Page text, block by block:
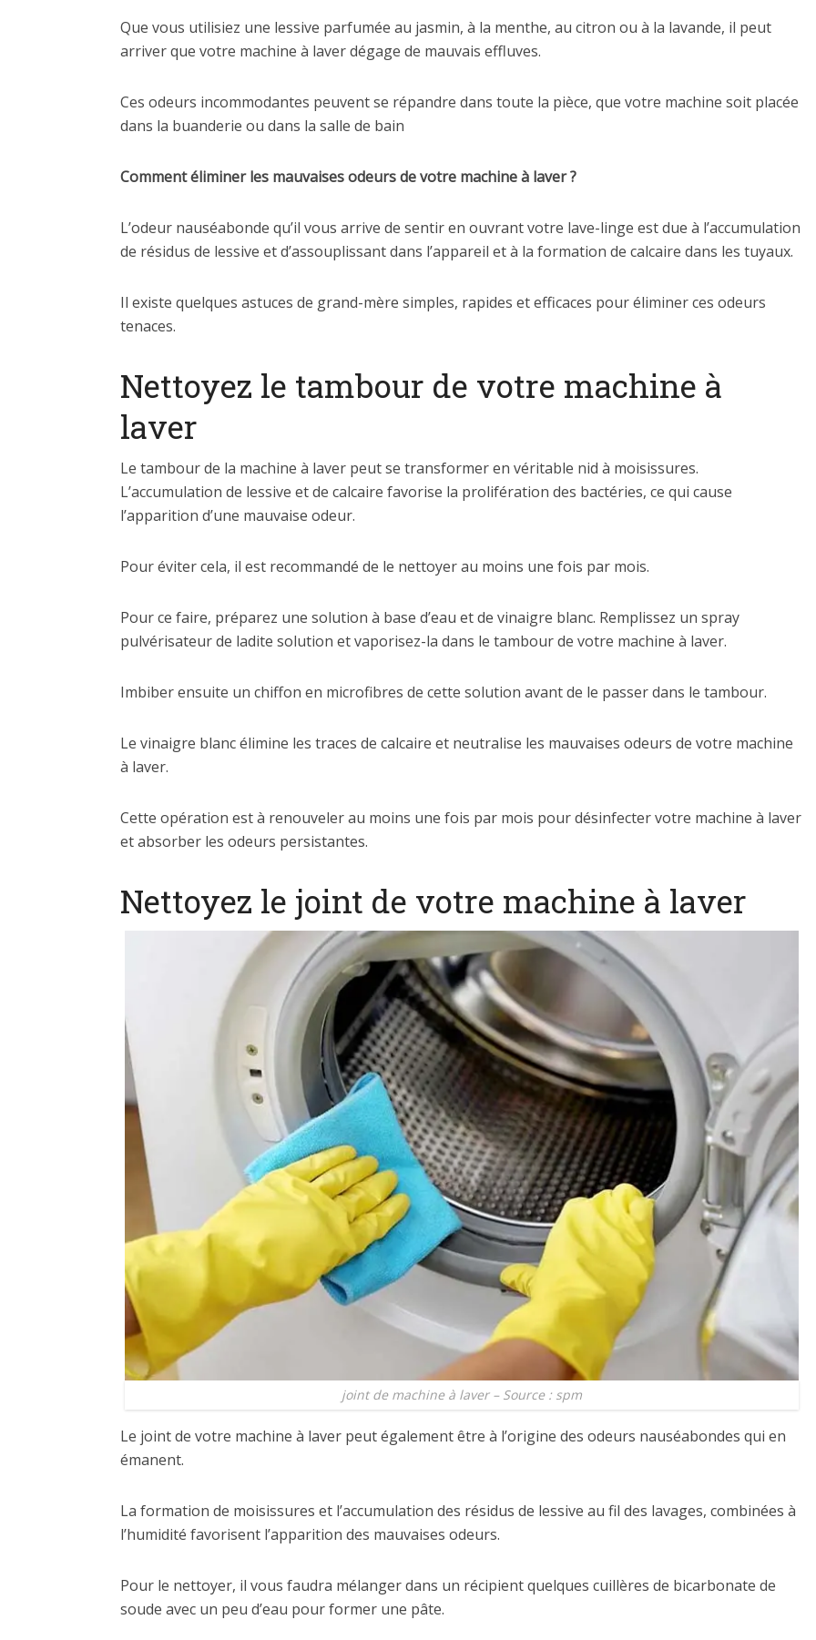
Que vous utilisiez une lessive parfumée au jasmin, à la menthe, au citron ou à la lavande, il peut
arriver que votre machine à laver dégage de mauvais effluves.
Ces odeurs incommodantes peuvent se répandre dans toute la pièce, que votre machine soit placée
dans la buanderie ou dans la salle de bain
Comment éliminer les mauvaises odeurs de votre machine à laver ?
L’odeur nauséabonde qu’il vous arrive de sentir en ouvrant votre lave-linge est due à l’accumulation
de résidus de lessive et d’assouplissant dans l’appareil et à la formation de calcaire dans les tuyaux.
Il existe quelques astuces de grand-mère simples, rapides et efficaces pour éliminer ces odeurs
tenaces.
Nettoyez le tambour de votre machine à
laver
Le tambour de la machine à laver peut se transformer en véritable nid à moisissures.
L’accumulation de lessive et de calcaire favorise la prolifération des bactéries, ce qui cause
l’apparition d’une mauvaise odeur.
Pour éviter cela, il est recommandé de le nettoyer au moins une fois par mois.
Pour ce faire, préparez une solution à base d’eau et de vinaigre blanc. Remplissez un spray
pulvérisateur de ladite solution et vaporisez-la dans le tambour de votre machine à laver.
Imbiber ensuite un chiffon en microfibres de cette solution avant de le passer dans le tambour.
Le vinaigre blanc élimine les traces de calcaire et neutralise les mauvaises odeurs de votre machine
à laver.
Cette opération est à renouveler au moins une fois par mois pour désinfecter votre machine à laver
et absorber les odeurs persistantes.
Nettoyez le joint de votre machine à laver
joint de machine à laver – Source : spm
Le joint de votre machine à laver peut également être à l’origine des odeurs nauséabondes qui en
émanent.
La formation de moisissures et l’accumulation des résidus de lessive au fil des lavages, combinées à
l’humidité favorisent l’apparition des mauvaises odeurs.
Pour le nettoyer, il vous faudra mélanger dans un récipient quelques cuillères de bicarbonate de
soude avec un peu d’eau pour former une pâte.